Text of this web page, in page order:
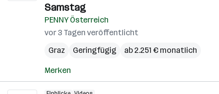
Samstag
PENNY Österreich
vor 3 Tagen veröffentlicht
Graz
Geringfügig ab 2.251 € monatlich
Merken